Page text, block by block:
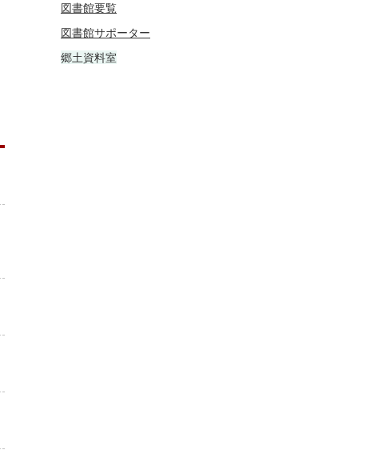
図書館要覧
図書館サポーター
郷土資料室